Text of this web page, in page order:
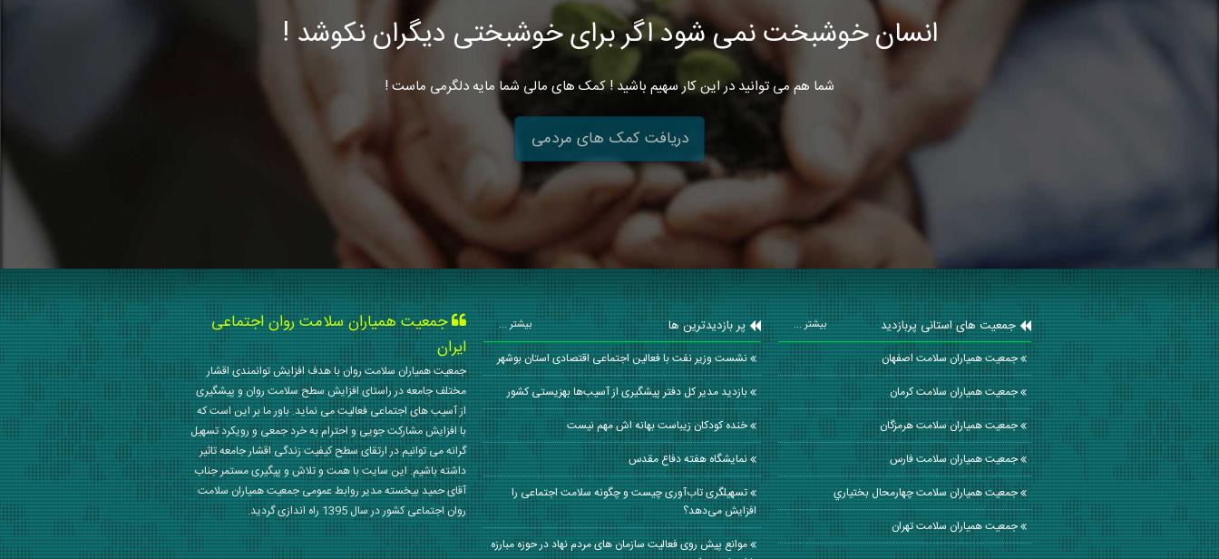
انسان خوشبخت نمی شود اگر برای خوشبختی دیگران نکوشد !
شما هم می توانید در این کار سهیم باشید ! کمک های مالی شما مایه دلگرمی ماست !
دریافت کمک های مردمی
جمعیت های استانی پربازدید بیشتر ...
جمعیت همیاران سلامت اصفهان
جمعیت همیاران سلامت كرمان
جمعیت همیاران سلامت هرمزگان
جمعیت همیاران سلامت فارس
جمعیت همیاران سلامت چهارمحال بختياري
جمعیت همیاران سلامت تهران
پر بازدیدترین ها بیشتر ...
نشست وزیر نفت با فعالین اجتماعی اقتصادی استان بوشهر
بازدید مدیر کل دفتر پیشگیری از آسیب‌ها بهزیستی کشور
خنده کودکان زیباست بهانه اش مهم نیست
نمایشگاه هفته دفاع مقدس
تسهیلگری تاب‌آوری چیست و چگونه سلامت اجتماعی را
افزایش می‌دهد؟
موانع پیش روی فعالیت سازمان های مردم نهاد در حوزه مبارزه
جمعیت همیاران سلامت روان اجتماعی
ایران
جمعیت همیاران سلامت روان با هدف افزایش توانمندی اقشار
مختلف جامعه در راستای افزایش سطح سلامت روان و پیشگیری
از آسیب های اجتماعی فعالیت می نماید. باور ما بر این است که
با افزایش مشارکت جویی و احترام به خرد جمعی و رویکرد تسهیل
گرانه می توانیم در ارتقای سطح کیفیت زندگی اقشار جامعه تاثیر
داشته باشیم. این سایت با همت و تلاش و پیگیری مستمر جناب
آقای حمید بیخسته مدیر روابط عمومی جمعیت همیاران سلامت
روان اجتماعی کشور در سال 1395 راه اندازی گردید.